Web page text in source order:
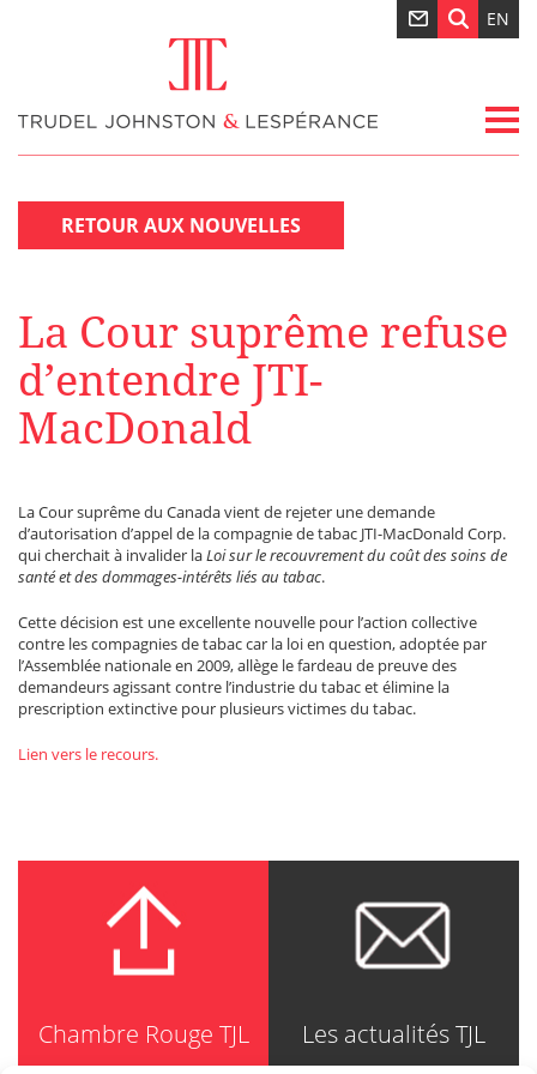
EN
RETOUR AUX NOUVELLES
La Cour suprême refuse
d’entendre JTI-
MacDonald
La Cour suprême du Canada vient de rejeter une demande
d’autorisation d’appel de la compagnie de tabac JTI-MacDonald Corp.
qui cherchait à invalider laLoi sur le recouvrement du coût des soins de
santé et des dommages-intérêts liés au tabac.
Cette décision est une excellente nouvelle pour l’action collective
contre les compagnies de tabac car la loi en question, adoptée par
l’Assemblée nationale en 2009, allège le fardeau de preuve des
demandeurs agissant contre l’industrie du tabac et élimine la
prescription extinctive pour plusieurs victimes du tabac.
Lien vers le recours.
Chambre Rouge TJL Les actualités TJL